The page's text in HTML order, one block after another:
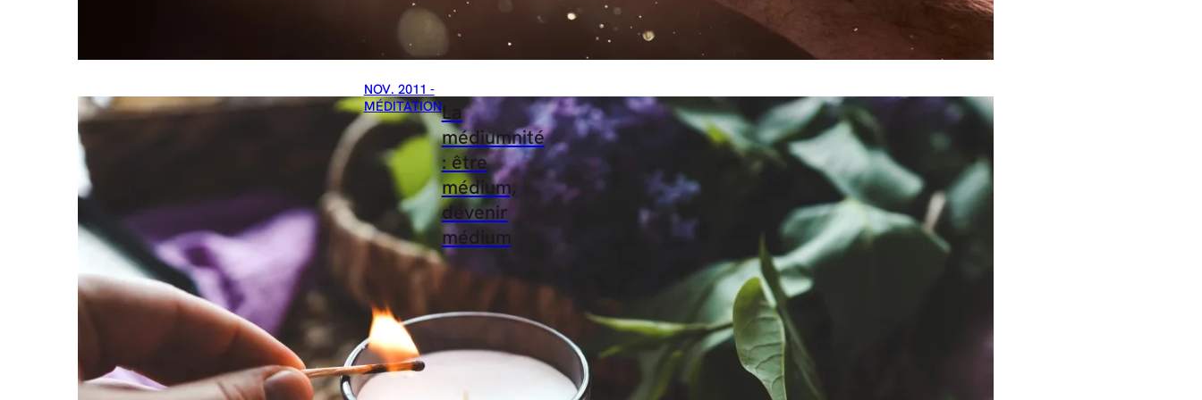
NOV. 2011 -
MÉDITATIONLa
médiumnité
: être
médium,
devenir
médium